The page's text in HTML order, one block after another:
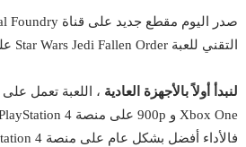
التقني للعبة Star Wars Jedi Fallen Order على الكونسول.
لنبدأ أولاً بالأجهزة العادية